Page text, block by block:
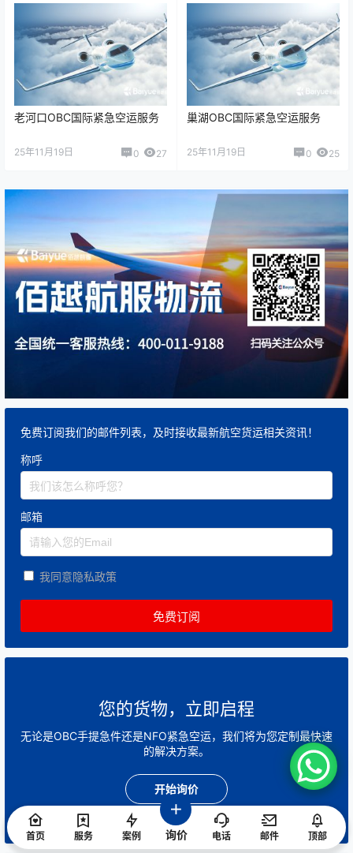
老河口OBC国际紧急空运服务
25年11月19日 0 27
巢湖OBC国际紧急空运服务
25年11月19日 0 25
免费订阅我们的邮件列表，及时接收最新航空货运相关资讯！
称呼
邮箱
我同意隐私政策
您的货物，立即启程
无论是OBC手提急件还是NFO紧急空运，我们将为您定制最快速
的解决方案。
开始询价
首页 服务 案例 询价 电话 邮件 顶部